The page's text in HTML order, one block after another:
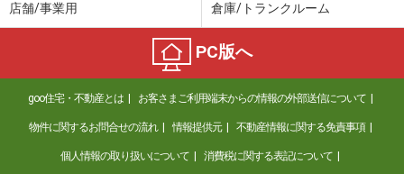
店舗/事業用 倉庫/トランクルーム
PC版へ
goo住宅・不動産とは お客さまご利用端末からの情報の外部送信について
物件に関するお問合せの流れ 情報提供元 不動産情報に関する免責事項
個人情報の取り扱いについて 消費税に関する表記について